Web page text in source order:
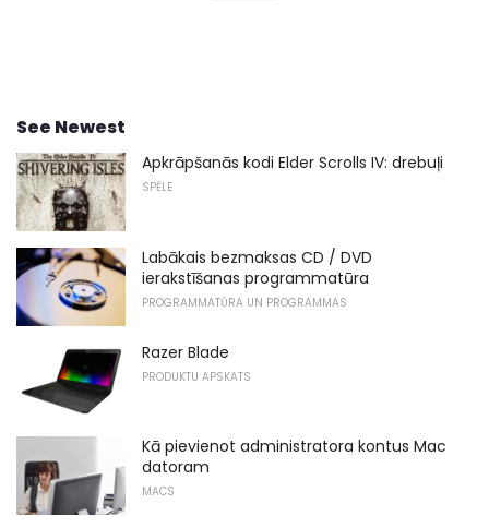
See Newest
Apkrāpšanās kodi Elder Scrolls IV: drebuļi
SPĒLE
Labākais bezmaksas CD / DVD
ierakstīšanas programmatūra
PROGRAMMATŪRA UN PROGRAMMAS
Razer Blade
PRODUKTU APSKATS
Kā pievienot administratora kontus Mac
datoram
MACS